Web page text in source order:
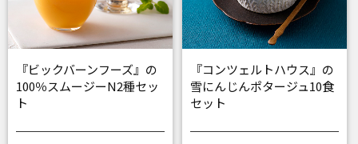
『ビックバーンフーズ』の
100％スムージーN2種セッ
ト
『コンツェルトハウス』の
雪にんじんポタージュ10食
セット